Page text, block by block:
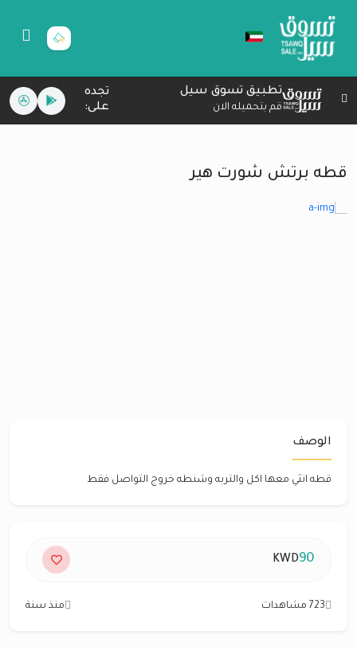
تطبيق تسوق سيل
قم بتحميله الان
تجده
على:
قطه برتش شورت هير
الوصف
قطه انثي معها اكل والتربه وشنطه خروج التواصل فقط
90
KWD
723 مشاهدات منذ سنة